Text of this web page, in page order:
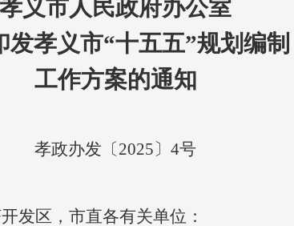
孝义市人民政府办公室
发孝义市“十五五”规划编制
工作方案的通知
孝政办发〔2025〕4号
发区，市直各有关单位：